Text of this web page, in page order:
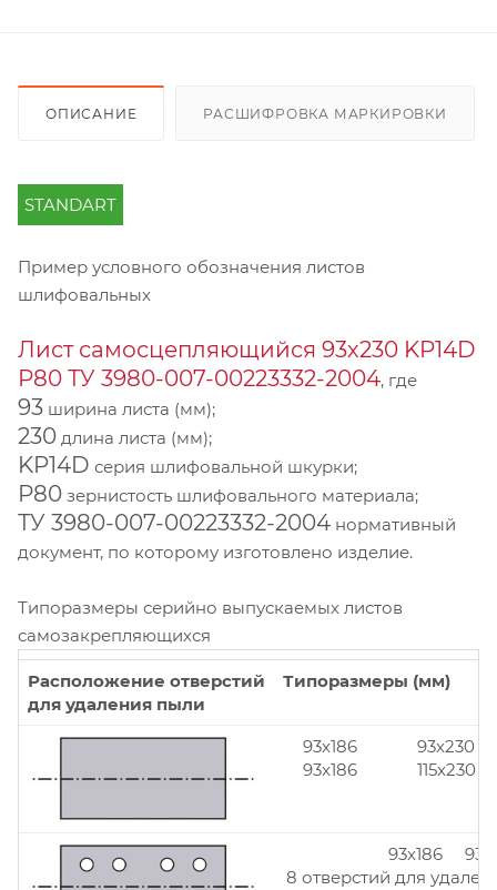
ОПИСАНИЕ РАСШИФРОВКА МАРКИРОВКИ
STANDART
Пример условного обозначения листов
шлифовальных
Лист самосцепляющийся 93х230 KP14D
Р80 ТУ 3980-007-00223332-2004, где
93 ширина листа (мм);
230 длина листа (мм);
KP14D серия шлифовальной шкурки;
Р80 зернистость шлифовального материала;
ТУ 3980-007-00223332-2004 нормативный
документ, по которому изготовлено изделие.
Типоразмеры серийно выпускаемых листов
самозакрепляющихся
Расположение отверстий
для удаления пыли
Типоразмеры (мм)
93x186
93x186
93x230
115x230
93x186
8 отверстий для